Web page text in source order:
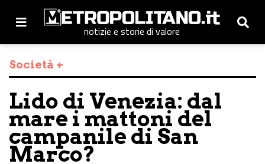
notizie e storie di valore
Società +
Lido di Venezia: dal
mare i mattoni del
campanile di San
Marco?